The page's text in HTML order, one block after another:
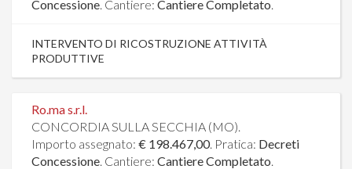
Concessione. Cantiere: Cantiere Completato.
INTERVENTO DI RICOSTRUZIONE ATTIVITÀ
PRODUTTIVE
Ro.ma s.r.l.
CONCORDIA SULLA SECCHIA (MO).
Importo assegnato: € 198.467,00. Pratica: Decreti
Concessione. Cantiere: Cantiere Completato.